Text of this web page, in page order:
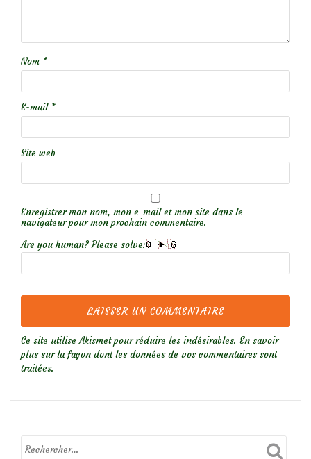
Nom *
E-mail *
Site web
Enregistrer mon nom, mon e-mail et mon site dans le
navigateur pour mon prochain commentaire.
Are you human? Please solve:
Ce site utilise Akismet pour réduire les indésirables. En savoir
plus sur la façon dont les données de vos commentaires sont
traitées.